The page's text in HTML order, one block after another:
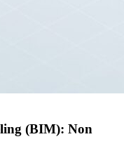
(BIM): Non